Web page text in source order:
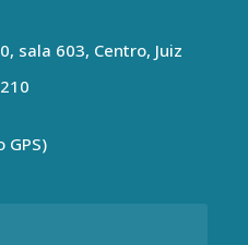
sala 603, Centro, Juiz
GPS)